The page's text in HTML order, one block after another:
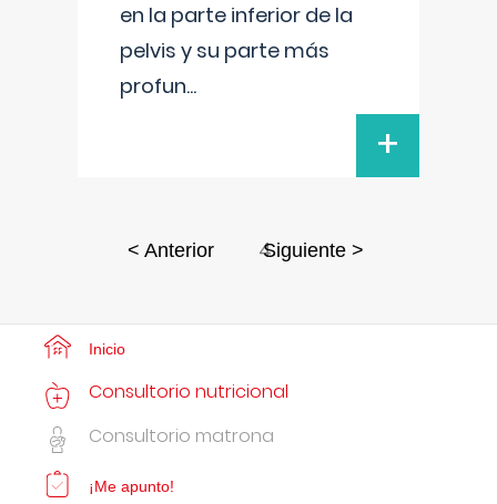
en la parte inferior de la
pelvis y su parte más
profun...
+
< Anterior 4
Siguiente >
Inicio
Consultorio nutricional
Consultorio matrona
¡Me apunto!